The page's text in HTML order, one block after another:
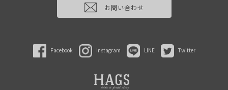
お問い合わせ
Facebook Instagram LINE Twitter